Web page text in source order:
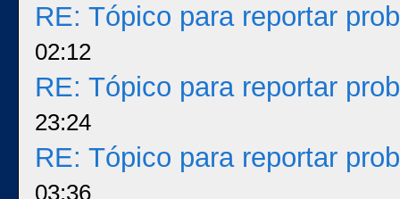
RE: Tópico para reportar
02:12
RE: Tópico para reportar
23:24
RE: Tópico para reportar
03:36